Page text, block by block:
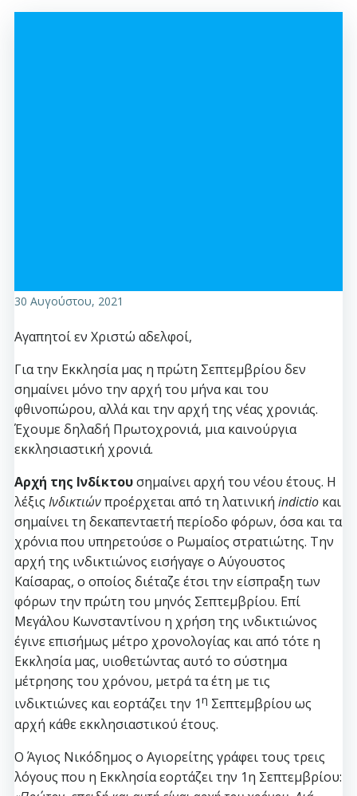
30 Αυγούστου, 2021
Αγαπητοί εν Χριστώ αδελφοί,
Για την Eκκλησία μας η πρώτη Σεπτεμβρίου δεν
σημαίνει μόνο την αρχή του μήνα και του
φθινοπώρου, αλλά και την αρχή της νέας χρονιάς.
Έχουμε δηλαδή Πρωτοχρονιά, μια καινούργια
εκκλησιαστική χρονιά.
Αρχή της Ινδίκτουσημαίνει αρχή του νέου έτους. Η
λέξις Ινδικτιώνπροέρχεται από τη λατινική indictio και
σημαίνει τη δεκαπενταετή περίοδο φόρων, όσα και τα
χρόνια που υπηρετούσε ο Ρωμαίος στρατιώτης. Την
αρχή της ινδικτιώνος εισήγαγε ο Αύγουστος
Καίσαρας, ο οποίος διέταζε έτσι την είσπραξη των
φόρων την πρώτη του μηνός Σεπτεμβρίου. Επί
Μεγάλου Κωνσταντίνου η χρήση της ινδικτιώνος
έγινε επισήμως μέτρο χρονολογίας και από τότε η
Εκκλησία μας, υιοθετώντας αυτό το σύστημα
μέτρησης του χρόνου, μετρά τα έτη με τις
ινδικτιώνες και εορτάζει την 1η Σεπτεμβρίου ως
αρχή κάθε εκκλησιαστικού έτους.
Ο Άγιος Νικόδημος ο Αγιορείτης γράφει τους τρεις
λόγους που η Εκκλησία εορτάζει την 1η Σεπτεμβρίου: